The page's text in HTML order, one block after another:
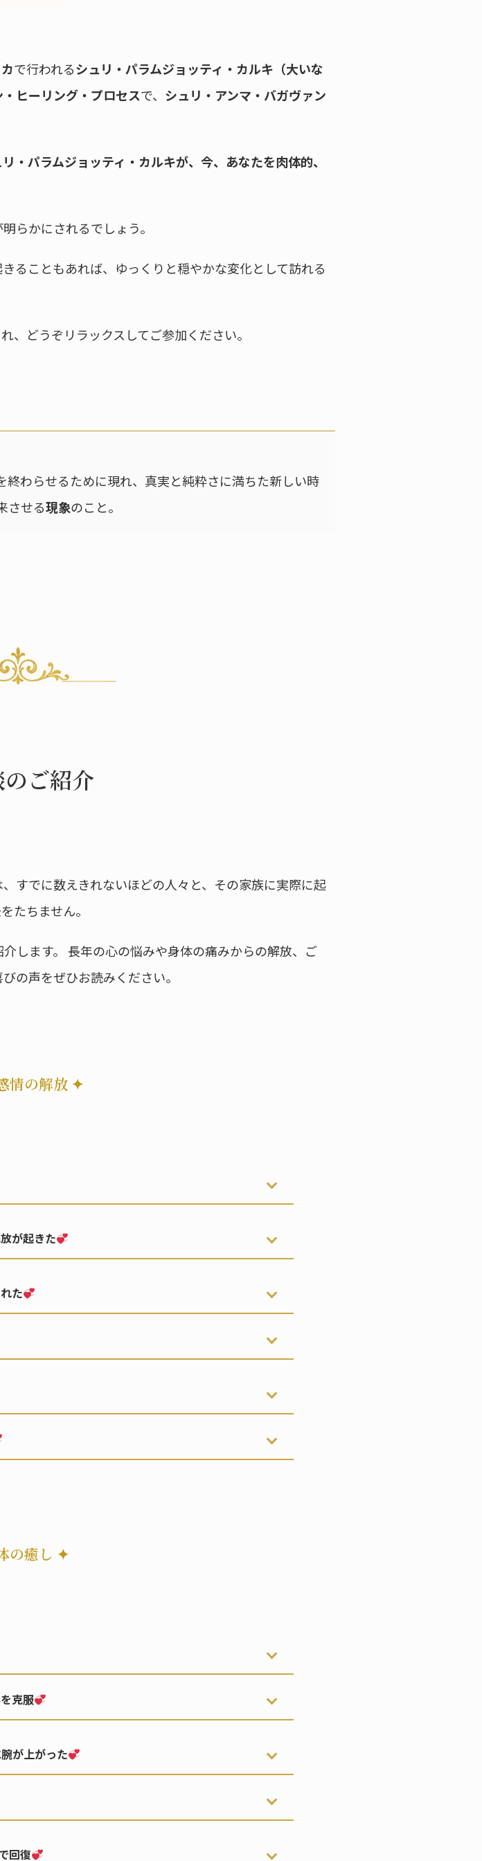
で行われるシュリ・パラムジョッティ・カルキ（大いな
ヒーリング・プロセスで、 シュリ・アンマ・バガヴァン
・パラムジョッティ・カルキが、今、あなたを肉体的、
らかにされるでしょう。
ることもあれば、ゆっくりと穏やかな変化として訪れる
、どうぞリラックスしてご参加ください。
わらせるために現れ、真実と純粋さに満ちた新しい時
させる現象のこと。
ご紹介
すでに数えきれないほどの人々と、その家族に実際に起
たちません。
します。 長年の心の悩みや身体の痛みからの解放、ご
の声をぜひお読みください。
情の解放 ✦
が起きた
た
の癒し ✦
克服
が上がった
回復